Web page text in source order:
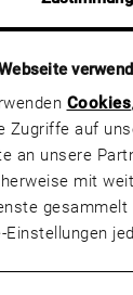
Cookies
Zugriffe auf
an unsere
mit
gesammelt
Einstellungen